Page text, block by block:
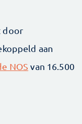
door
aan
NOS van 16.500